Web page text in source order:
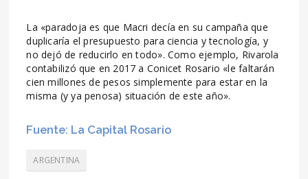
La «paradoja es que Macri decía en su campaña que
duplicaría el presupuesto para ciencia y tecnología, y
no dejó de reducirlo en todo». Como ejemplo, Rivarola
contabilizó que en 2017 a Conicet Rosario «le faltarán
cien millones de pesos simplemente para estar en la
misma (y ya penosa) situación de este año».
Fuente: La Capital Rosario
ARGENTINA